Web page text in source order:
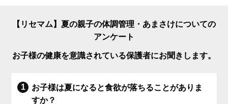
【リセマム】夏の親子の体調管理・あまさけについての
アンケート
お子様の健康を意識されている保護者にお聞きします。
お子様は夏になると食欲が落ちることがありま
すか？